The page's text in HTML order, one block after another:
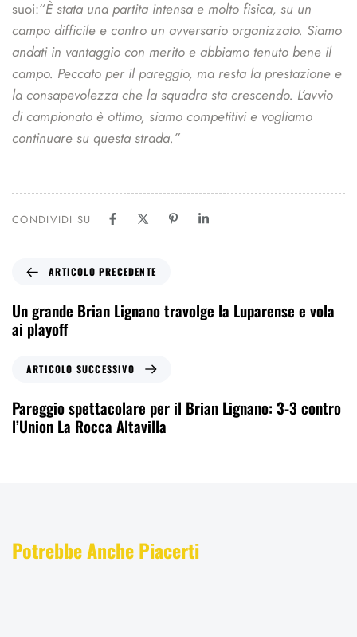
suoi:“È stata una partita intensa e molto fisica, su un
campo difficile e contro un avversario organizzato. Siamo
andati in vantaggio con merito e abbiamo tenuto bene il
campo. Peccato per il pareggio, ma resta la prestazione e
la consapevolezza che la squadra sta crescendo. L’avvio
di campionato è ottimo, siamo competitivi e vogliamo
continuare su questa strada.”
CONDIVIDI SU
ARTICOLO PRECEDENTE
Un grande Brian Lignano travolge la Luparense e vola
ai playoff
ARTICOLO SUCCESSIVO
Pareggio spettacolare per il Brian Lignano: 3-3 contro
l’Union La Rocca Altavilla
Potrebbe Anche Piacerti